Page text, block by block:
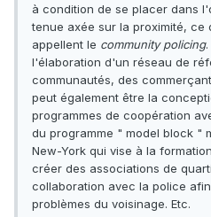
à condition de se placer dans
tenue axée sur la proximité, ce
appellent le community policing
l'élaboration d'un réseau de
communautés, des
peut également être la
programmes de coopération
du programme " model block "
New-York qui vise à la
créer des associations de
collaboration avec la police
problèmes du voisinage. Etc.